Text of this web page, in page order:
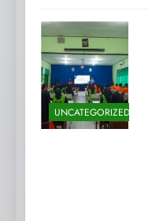
UNCATEGORIZED